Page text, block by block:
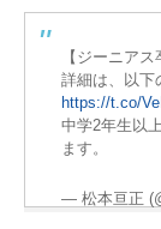
【ジーニア
詳細は、以下
https://t.co/
中学2年生以
ます。
— 松本亘正